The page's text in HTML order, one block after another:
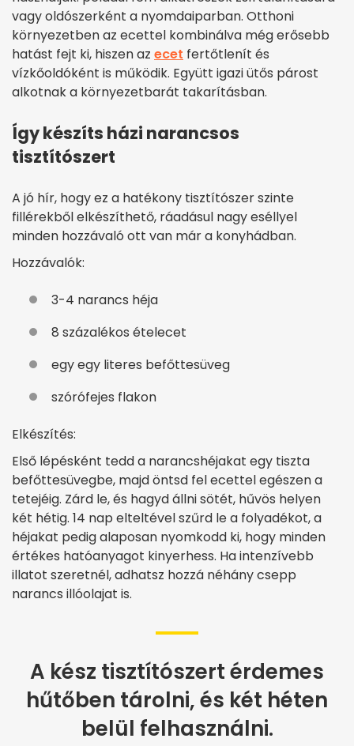
vagy oldószerként a nyomdaiparban. Otthoni
környezetben az ecettel kombinálva még erősebb
hatást fejt ki, hiszen az ecet fertőtlenít és
vízkőoldóként is működik. Együtt igazi ütős párost
alkotnak a környezetbarát takarításban.
Így készíts házi narancsos
tisztítószert
A jó hír, hogy ez a hatékony tisztítószer szinte
fillérekből elkészíthető, ráadásul nagy eséllyel
minden hozzávaló ott van már a konyhádban.
Hozzávalók:
3-4 narancs héja
8 százalékos ételecet
egy egy literes befőttesüveg
szórófejes flakon
Elkészítés:
Első lépésként tedd a narancshéjakat egy tiszta
befőttesüvegbe, majd öntsd fel ecettel egészen a
tetejéig. Zárd le, és hagyd állni sötét, hűvös helyen
két hétig. 14 nap elteltével szűrd le a folyadékot, a
héjakat pedig alaposan nyomkodd ki, hogy minden
értékes hatóanyagot kinyerhess. Ha intenzívebb
illatot szeretnél, adhatsz hozzá néhány csepp
narancs illóolajat is.
A kész tisztítószert érdemes
hűtőben tárolni, és két héten
belül felhasználni.